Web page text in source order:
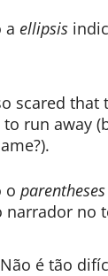
a ellipsis
scared that
run away
o parentheses
narrador no
é tão